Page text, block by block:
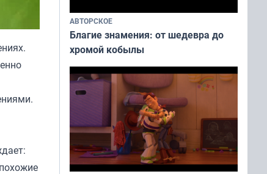
АВТОРСКОЕ
Благие знамения: от шедевра до
хромой кобылы